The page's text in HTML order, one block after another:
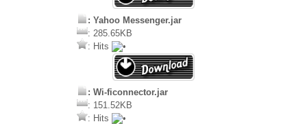
: Yahoo Messenger.jar
: 285.65KB
: Hits
: Wi-ficonnector.jar
: 151.52KB
: Hits